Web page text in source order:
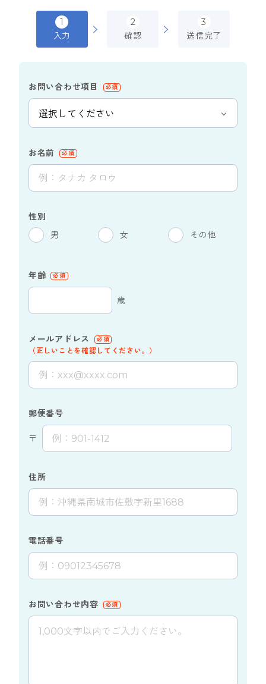
1
入力
2
確認
3
送信完了
お問い合わせ項目 必須
お名前 必須
性別
男
女 その他
年齢 必須
歳
メールアドレス 必須
（正しいことを確認してください。）
郵便番号
〒
住所
電話番号
お問い合わせ内容 必須